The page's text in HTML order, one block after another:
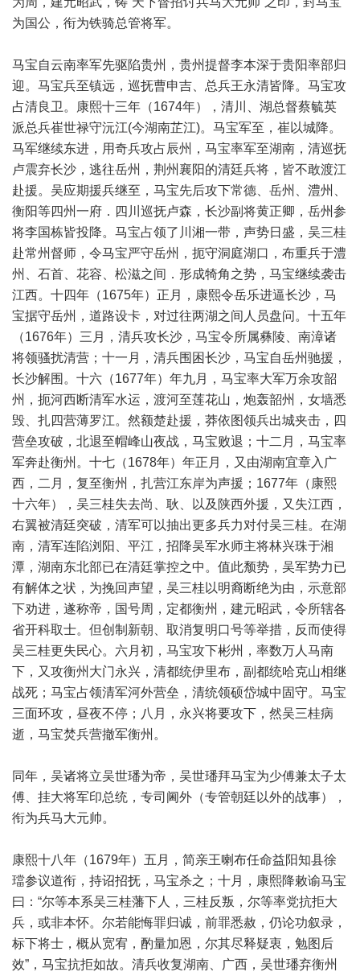
为国公，衔为铁骑总管将军。
马宝自云南率军先驱陷贵州，贵州提督李本深于贵阳率部归
迎。马宝兵至镇远，巡抚曹申吉、总兵王永清皆降。马宝攻
占清良卫。康熙十三年（1674年），清川、湖总督蔡毓英
派总兵崔世禄守沅江(今湖南芷江)。马宝军至，崔以城降。
马军继续东进，用奇兵攻占辰州，马宝率军至湖南，清巡抚
卢震弃长沙，逃往岳州，荆州襄阳的清廷兵将，皆不敢渡江
赴援。吴应期援兵继至，马宝先后攻下常德、岳州、澧州、
衡阳等四州一府．四川巡抚卢森，长沙副将黄正卿，岳州参
将李国栋皆投降。马宝占领了川湘一带，声势日盛，吴三桂
赴常州督师，令马宝严守岳州，扼守洞庭湖口，布重兵于澧
州、石首、花容、松滋之间．形成犄角之势，马宝继续袭击
江西。十四年（1675年）正月，康熙令岳乐进逼长沙，马
宝据守岳州，道路设卡，对过往两湖之间人员盘问。十五年
（1676年）三月，清兵攻长沙，马宝令所属彝陵、南漳诸
将领骚扰清营；十一月，清兵围困长沙，马宝自岳州驰援，
长沙解围。十六（1677年）年九月，马宝率大军万余攻韶
州，扼河西断清军水运，渡河至莲花山，炮轰韶州，女墙悉
毁、扎四营薄罗江。然额楚赴援，莽依图领兵出城夹击，四
营垒攻破，北退至帽峰山夜战，马宝败退；十二月，马宝率
军奔赴衡州。十七（1678年）年正月，又由湖南宜章入广
西，二月，复至衡州，扎营江东岸为声援；1677年（康熙
十六年），吴三桂失去尚、耿、以及陕西外援，又失江西，
右翼被清廷突破，清军可以抽出更多兵力对付吴三桂。在湖
南，清军连陷浏阳、平江，招降吴军水师主将林兴珠于湘
潭，湖南东北部已在清廷掌控之中。值此颓势，吴军势力已
有解体之状，为挽回声望，吴三桂以明裔断绝为由，示意部
下劝进，遂称帝，国号周，定都衡州，建元昭武，令所辖各
省开科取士。但创制新朝、取消复明口号等举措，反而使得
吴三桂更失民心。六月初，马宝攻下彬州，率数万人马南
下，又攻衡州大门永兴，清都统伊里布，副都统哈克山相继
战死；马宝占领清军河外营垒，清统领硕岱城中固守。马宝
三面环攻，昼夜不停；八月，永兴将要攻下，然吴三桂病
逝，马宝焚兵营撤军衡州。
同年，吴诸将立吴世璠为帝，吴世璠拜马宝为少傅兼太子太
傅、挂大将军印总统，专司阃外（专管朝廷以外的战事），
衔为兵马大元帅。
康熙十八年（1679年）五月，简亲王喇布任命益阳知县徐
璫参议道衔，持诏招抚，马宝杀之；十月，康熙降敕谕马宝
曰：“尔等本系吴三桂藩下人，三桂反叛，尔等率党抗拒大
兵，或非本怀。尔若能悔罪归诚，前罪悉赦，仍论功叙录，
标下将士，概从宽宥，酌量加恩，尔其尽释疑衷，勉图后
效”，马宝抗拒如故。清兵收复湖南、广西，吴世璠弃衡州